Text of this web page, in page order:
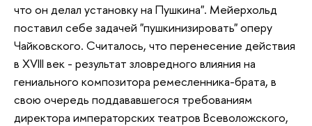
что он делал установку на Пушкина". Мейерхольд
поставил себе задачей "пушкинизировать" оперу
Чайковского. Считалось, что перенесение действия
в XVIII век - результат зловредного влияния на
гениального композитора ремесленника-брата, в
свою очередь поддававшегося требованиям
директора императорских театров Всеволожского,